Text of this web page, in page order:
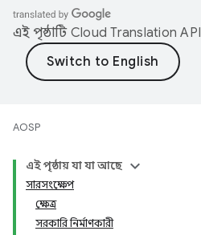
এই পৃষ্ঠাটি Cloud Translation API
AOSP
এই পৃষ্ঠায় যা যা আছে
সারসংক্ষেপ
ক্ষেত্র
সরকারি নির্মাণকারী